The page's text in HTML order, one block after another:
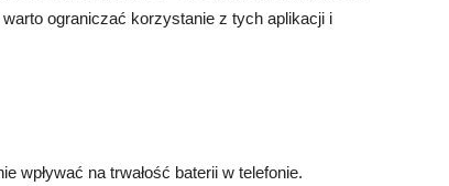
ograniczać korzystanie z tych aplikacji i
wpływać na trwałość baterii w telefonie.